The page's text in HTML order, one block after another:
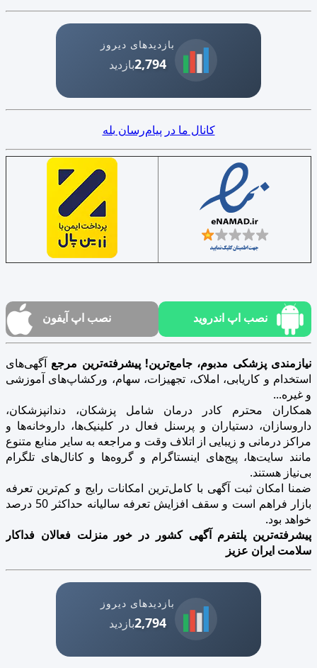
بازدیدهای دیروز
2,794بازدید
کانال ما در پیام‌رسان بله
نصب اپ اندروید نصب اپ آیفون
نیازمندی پزشکی مدبوم، جامع‌ترین! پیشرفته‌ترین مرجع آگهی‌های
استخدام و کاریابی، املاک، تجهیزات، سهام، ورکشاپ‌های آموزشی
و غیره...
همکاران محترم کادر درمان شامل پزشکان، دندانپزشکان،
داروسازان، دستیاران و پرسنل فعال در کلینیک‌ها، داروخانه‌ها و
مراکز درمانی و زیبایی از اتلاف وقت و مراجعه به سایر منابع متنوع
مانند سایت‌ها، پیج‌های اینستاگرام و گروه‌ها و کانال‌های تلگرام
بی‌نیاز هستند.
ضمنا امکان ثبت آگهی با کامل‌ترین امکانات رایج و کم‌ترین تعرفه
بازار فراهم است و سقف افزایش تعرفه سالیانه حداکثر 50 درصد
خواهد بود.
پیشرفته‌ترین پلتفرم آگهی کشور در خور منزلت فعالان فداکار
سلامت ایران عزیز
بازدیدهای دیروز
2,794بازدید